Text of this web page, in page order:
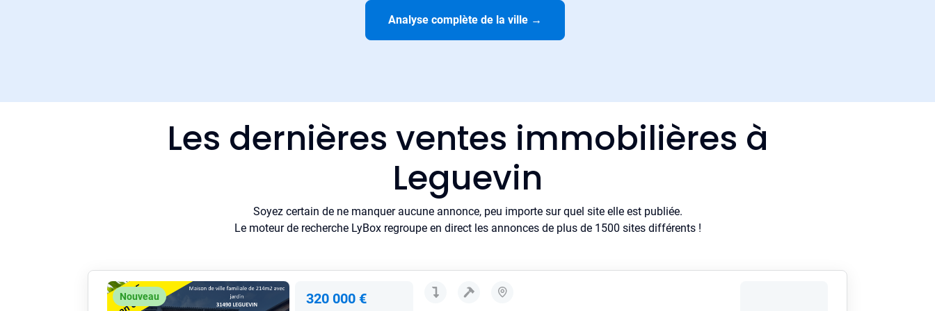
Analyse complète de la ville →
Les dernières ventes immobilières à
Leguevin
Soyez certain de ne manquer aucune annonce, peu importe sur quel site elle est publiée.
Le moteur de recherche LyBox regroupe en direct les annonces de plus de 1500 sites différents !
Nouveau 320 000 €